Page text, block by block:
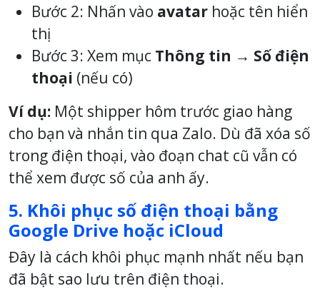
Bước 2: Nhấn vào avatar hoặc tên hiển
thị
Bước 3: Xem mục Thông tin → Số điện
thoại (nếu có)
Ví dụ: Một shipper hôm trước giao hàng
cho bạn và nhắn tin qua Zalo. Dù đã xóa số
trong điện thoại, vào đoạn chat cũ vẫn có
thể xem được số của anh ấy.
5. Khôi phục số điện thoại bằng
Google Drive hoặc iCloud
Đây là cách khôi phục mạnh nhất nếu bạn
đã bật sao lưu trên điện thoại.